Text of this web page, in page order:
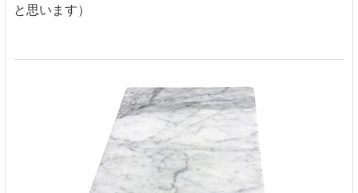
と思います）